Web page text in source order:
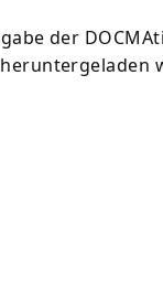
der